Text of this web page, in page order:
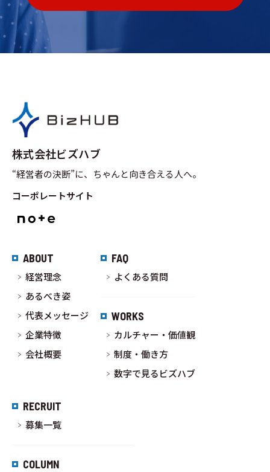
株式会社ビズハブ
“経営者の決断”に、ちゃんと向き合える人へ。
コーポレートサイト
ABOUT
経営理念
あるべき姿
代表メッセージ
企業特徴
会社概要
FAQ
よくある質問
WORKS
カルチャー・価値観
制度・働き方
数字で見るビズハブ
RECRUIT
募集一覧
COLUMN